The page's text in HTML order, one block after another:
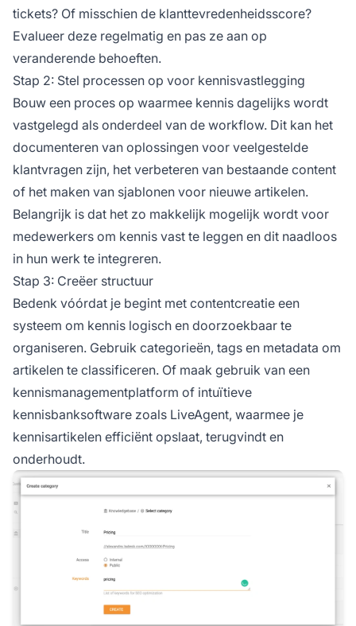
tickets? Of misschien de klanttevredenheidsscore?
Evalueer deze regelmatig en pas ze aan op
veranderende behoeften.
Stap 2: Stel processen op voor kennisvastlegging
Bouw een proces op waarmee kennis dagelijks wordt
vastgelegd als onderdeel van de workflow. Dit kan het
documenteren van oplossingen voor veelgestelde
klantvragen zijn, het verbeteren van bestaande content
of het maken van sjablonen voor nieuwe artikelen.
Belangrijk is dat het zo makkelijk mogelijk wordt voor
medewerkers om kennis vast te leggen en dit naadloos
in hun werk te integreren.
Stap 3: Creëer structuur
Bedenk vóórdat je begint met contentcreatie een
systeem om kennis logisch en doorzoekbaar te
organiseren. Gebruik categorieën, tags en metadata om
artikelen te classificeren. Of maak gebruik van een
kennismanagementplatform of intuïtieve
kennisbanksoftware zoals LiveAgent, waarmee je
kennisartikelen efficiënt opslaat, terugvindt en
onderhoudt.